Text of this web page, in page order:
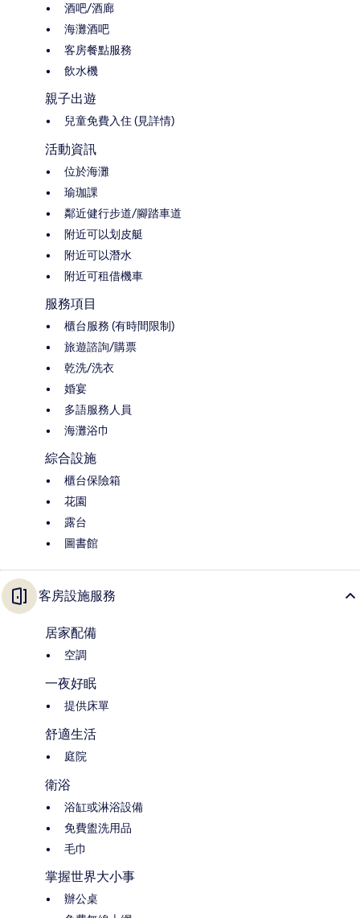
酒吧/酒廊
海灘酒吧
客房餐點服務
飲水機
親子出遊
兒童免費入住 (見詳情)
活動資訊
位於海灘
瑜珈課
鄰近健行步道/腳踏車道
附近可以划皮艇
附近可以潛水
附近可租借機車
服務項目
櫃台服務 (有時間限制)
旅遊諮詢/購票
乾洗/洗衣
婚宴
多語服務人員
海灘浴巾
綜合設施
櫃台保險箱
花園
露台
圖書館
客房設施服務
居家配備
空調
一夜好眠
提供床單
舒適生活
庭院
衛浴
浴缸或淋浴設備
免費盥洗用品
毛巾
掌握世界大小事
辦公桌